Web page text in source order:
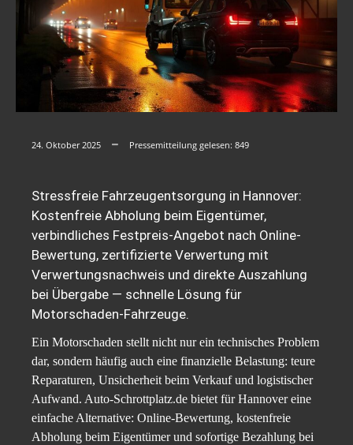
24. Oktober 2025 Pressemitteilung gelesen: 849
Stressfreie Fahrzeugentsorgung in Hannover:
Kostenfreie Abholung beim Eigentümer,
verbindliches Festpreis-Angebot nach Online-
Bewertung, zertifizierte Verwertung mit
Verwertungsnachweis und direkte Auszahlung
bei Übergabe — schnelle Lösung für
Motorschaden-Fahrzeuge.
Ein Motorschaden stellt nicht nur ein technisches Problem
dar, sondern häufig auch eine finanzielle Belastung: teure
Reparaturen, Unsicherheit beim Verkauf und logistischer
Aufwand. Auto-Schrottplatz.de bietet für Hannover eine
einfache Alternative: Online-Bewertung, kostenfreie
Abholung beim Eigentümer und sofortige Bezahlung bei